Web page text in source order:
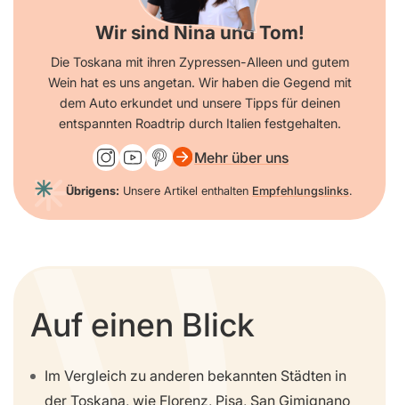
Wir sind Nina und Tom!
Die Toskana mit ihren Zypressen-Alleen und gutem
Wein hat es uns angetan. Wir haben die Gegend mit
dem Auto erkundet und unsere Tipps für deinen
entspannten Roadtrip durch Italien festgehalten.
Mehr über uns
Übrigens: Unsere Artikel enthalten Empfehlungslinks.
Auf einen Blick
Im Vergleich zu anderen bekannten Städten in
der Toskana, wie Florenz, Pisa, San Gimignano